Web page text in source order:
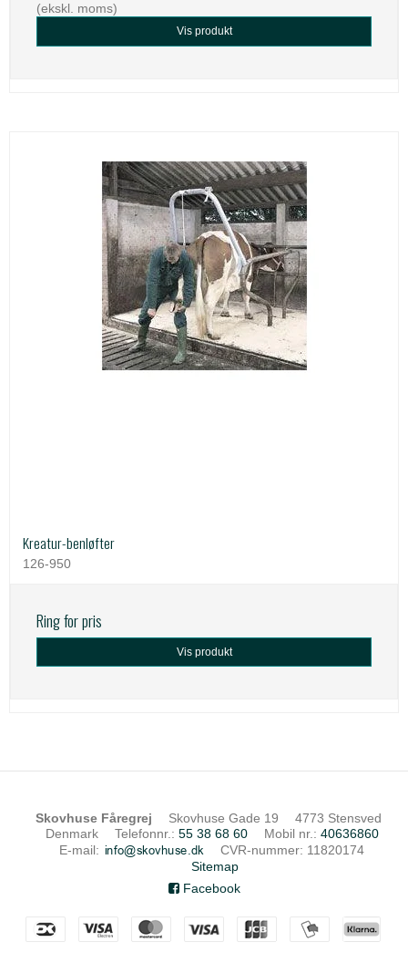
(ekskl. moms)
Vis produkt
Kreatur-benløfter
126-950
Ring for pris
Vis produkt
Skovhuse Fåregrej Skovhuse Gade 19
4773 Stensved
Denmark
Telefonnr.: 55 38 68 60 Mobil nr.: 40636860
E-mail: CVR-nummer: 11820174
Sitemap
Facebook